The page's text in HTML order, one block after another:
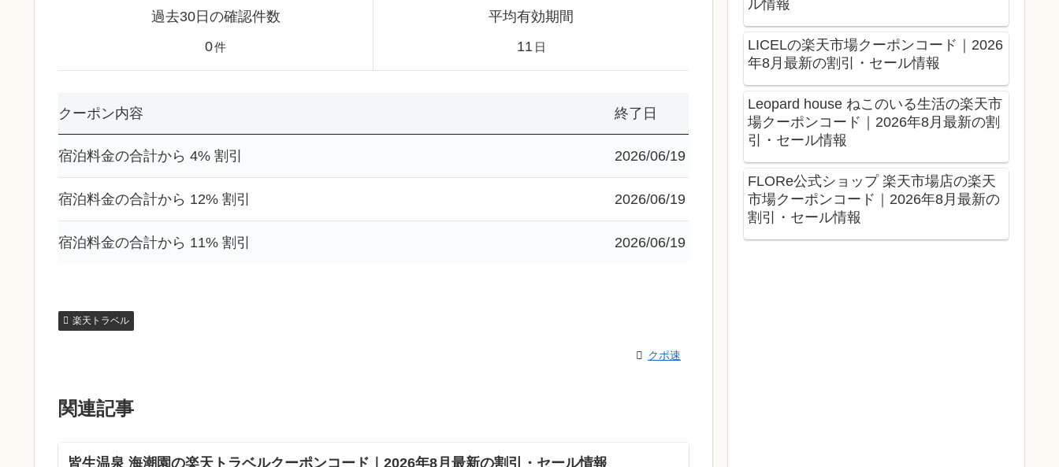
過去30日の確認件数
0件
平均有効期間
11 日
クーポン内容 終了日
宿泊料金の合計から 4% 割引 2026/06/19
宿泊料金の合計から 12% 割引 2026/06/19
宿泊料金の合計から 11% 割引 2026/06/19
楽天トラベル
クポ速
関連記事
皆生温泉 海潮園の楽天トラベルクーポンコード｜2026年8月最新の割引・セール情報
ル情報
LICELの楽天市場クーポンコード｜2026
年8月最新の割引・セール情報
Leopard house ねこのいる生活の楽天市
場クーポンコード｜2026年8月最新の割
引・セール情報
FLORe公式ショップ 楽天市場店の楽天
市場クーポンコード｜2026年8月最新の
割引・セール情報